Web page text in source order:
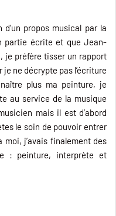
propos musical par la
partie écrite et que Jean-
je préfère tisser un rapport
ne décrypte pas l’écriture
plus ma peinture, je
au service de la musique
mais il est d’abord
le soin de pouvoir entrer
j’avais finalement des
: peinture, interprète et